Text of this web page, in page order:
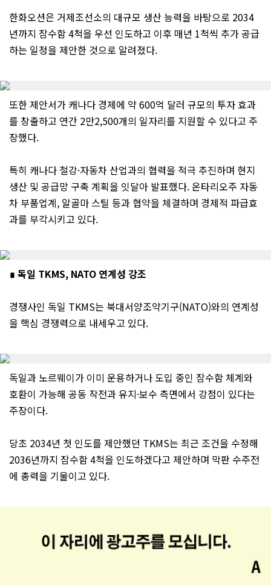
한화오션은 거제조선소의 대규모 생산 능력을 바탕으로 2034
년까지 잠수함 4척을 우선 인도하고 이후 매년 1척씩 추가 공급
하는 일정을 제안한 것으로 알려졌다.
또한 제안서가 캐나다 경제에 약 600억 달러 규모의 투자 효과
를 창출하고 연간 2만2,500개의 일자리를 지원할 수 있다고 주
장했다.
특히 캐나다 철강·자동차 산업과의 협력을 적극 추진하며 현지
생산 및 공급망 구축 계획을 잇달아 발표했다. 온타리오주 자동
차 부품업계, 알골마 스틸 등과 협약을 체결하며 경제적 파급효
과를 부각시키고 있다.
∎ 독일 TKMS, NATO 연계성 강조
경쟁사인 독일 TKMS는 북대서양조약기구(NATO)와의 연계성
을 핵심 경쟁력으로 내세우고 있다.
독일과 노르웨이가 이미 운용하거나 도입 중인 잠수함 체계와
호환이 가능해 공동 작전과 유지·보수 측면에서 강점이 있다는
주장이다.
당초 2034년 첫 인도를 제안했던 TKMS는 최근 조건을 수정해
2036년까지 잠수함 4척을 인도하겠다고 제안하며 막판 수주전
에 총력을 기울이고 있다.